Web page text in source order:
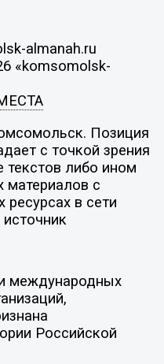
almanah.ru
«komsomolsk-
Позиция
с точкой зрения
текстов либо ином
материалов с
ресурсах в сети
международных
Российской